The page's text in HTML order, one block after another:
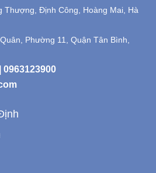
Thượng, Định Công, Hoàng Mai, Hà
Phường 11, Quận Tân Bình,
0963123900